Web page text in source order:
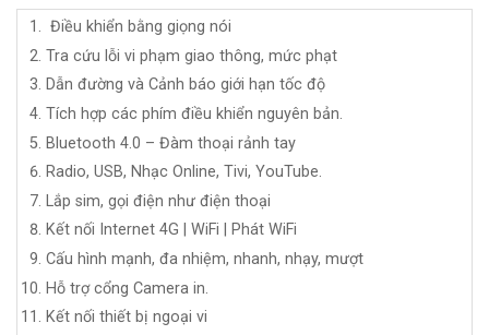
Điều khiển bằng giọng nói
Tra cứu lỗi vi phạm giao thông, mức phạt
Dẫn đường và Cảnh báo giới hạn tốc độ
Tích hợp các phím điều khiển nguyên bản.
Bluetooth 4.0 – Đàm thoại rảnh tay
Radio, USB, Nhạc Online, Tivi, YouTube.
Lắp sim, gọi điện như điện thoại
Kết nối Internet 4G | WiFi | Phát WiFi
Cấu hình mạnh, đa nhiệm, nhanh, nhạy, mượt
Hỗ trợ cổng Camera in.
Kết nối thiết bị ngoại vi